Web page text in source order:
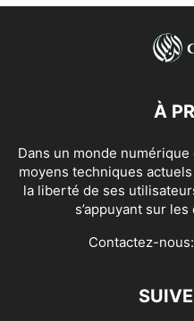
À
Dans un monde
moyens techniques
la liberté de ses
s’appuyant sur
Contactez-nous: